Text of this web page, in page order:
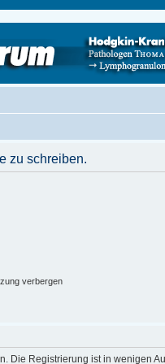
zu schreiben.
verbergen
Die Registrierung ist in wenigen